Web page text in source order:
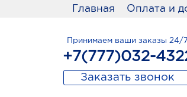
Главная Оплата и
Принимаем ваши заказы 24/7
+7(777)032-
Заказать звонок